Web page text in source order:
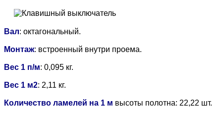
Вал: октагональный.
Монтаж: встроенный внутри проема.
Вес 1 п/м: 0,095 кг.
Вес 1 м2: 2,11 кг.
Количество ламелей на 1 м высоты полотна: 22,22 шт.